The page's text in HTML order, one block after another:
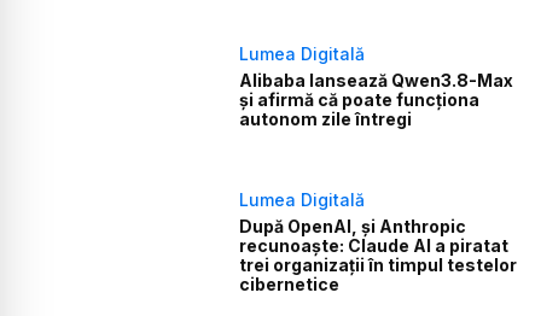
Lumea Digitală
Alibaba lansează Qwen3.8-Max
și afirmă că poate funcționa
autonom zile întregi
Lumea Digitală
După OpenAI, și Anthropic
recunoaște: Claude AI a piratat
trei organizații în timpul testelor
cibernetice